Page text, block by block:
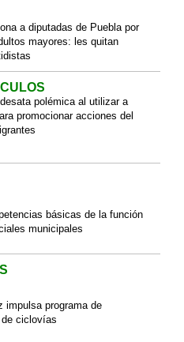
a diputadas de Puebla por
mayores: les quitan
polémica al utilizar a
promocionar acciones del
básicas de la función
municipales
impulsa programa de
ciclovías